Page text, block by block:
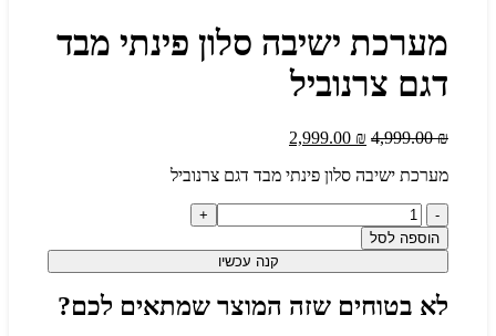
מערכת ישיבה סלון פינתי מבד
דגם צרנוביל
4,999.00₪
2,999.00 ₪
מערכת ישיבה סלון פינתי מבד דגם צרנוביל
הוספה לסל
קנה עכשיו
לא בטוחים שזה המוצר שמתאים לכם?